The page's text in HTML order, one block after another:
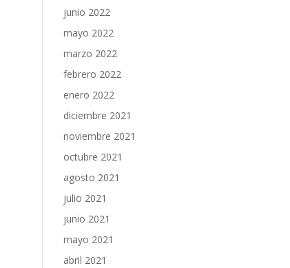
junio 2022
mayo 2022
marzo 2022
febrero 2022
enero 2022
diciembre 2021
noviembre 2021
octubre 2021
agosto 2021
julio 2021
junio 2021
mayo 2021
abril 2021